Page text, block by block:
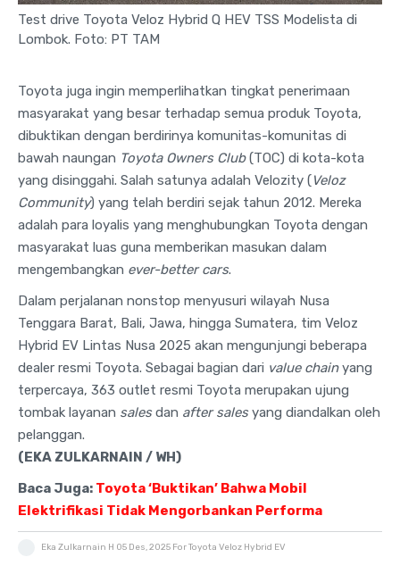
Test drive Toyota Veloz Hybrid Q HEV TSS Modelista di
Lombok. Foto: PT TAM
Toyota juga ingin memperlihatkan tingkat penerimaan
masyarakat yang besar terhadap semua produk Toyota,
dibuktikan dengan berdirinya komunitas-komunitas di
bawah naungan Toyota Owners Club(TOC) di kota-kota
yang disinggahi. Salah satunya adalah Velozity ( Veloz
Community) yang telah berdiri sejak tahun 2012. Mereka
adalah para loyalis yang menghubungkan Toyota dengan
masyarakat luas guna memberikan masukan dalam
mengembangkan ever-better cars.
Dalam perjalanan nonstop menyusuri wilayah Nusa
Tenggara Barat, Bali, Jawa, hingga Sumatera, tim Veloz
Hybrid EV Lintas Nusa 2025 akan mengunjungi beberapa
dealer resmi Toyota. Sebagai bagian dari value chainyang
terpercaya, 363 outlet resmi Toyota merupakan ujung
tombak layanan salesdan after salesyang diandalkan oleh
pelanggan.
(EKA ZULKARNAIN / WH)
Baca Juga: Toyota ‘Buktikan’ Bahwa Mobil
Elektrifikasi Tidak Mengorbankan Performa
Eka Zulkarnain H 05 Des, 2025 For Toyota Veloz Hybrid EV